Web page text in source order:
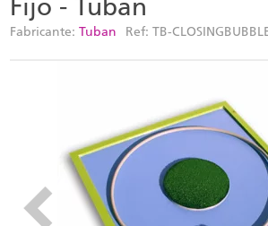
Fijo - Tuban
Fabricante: Tuban Ref: TB-